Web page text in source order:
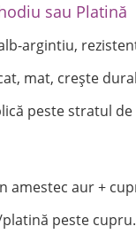
sau Platină
argintiu,
mat, crește
peste stratul
amestec aur +
peste cupru.